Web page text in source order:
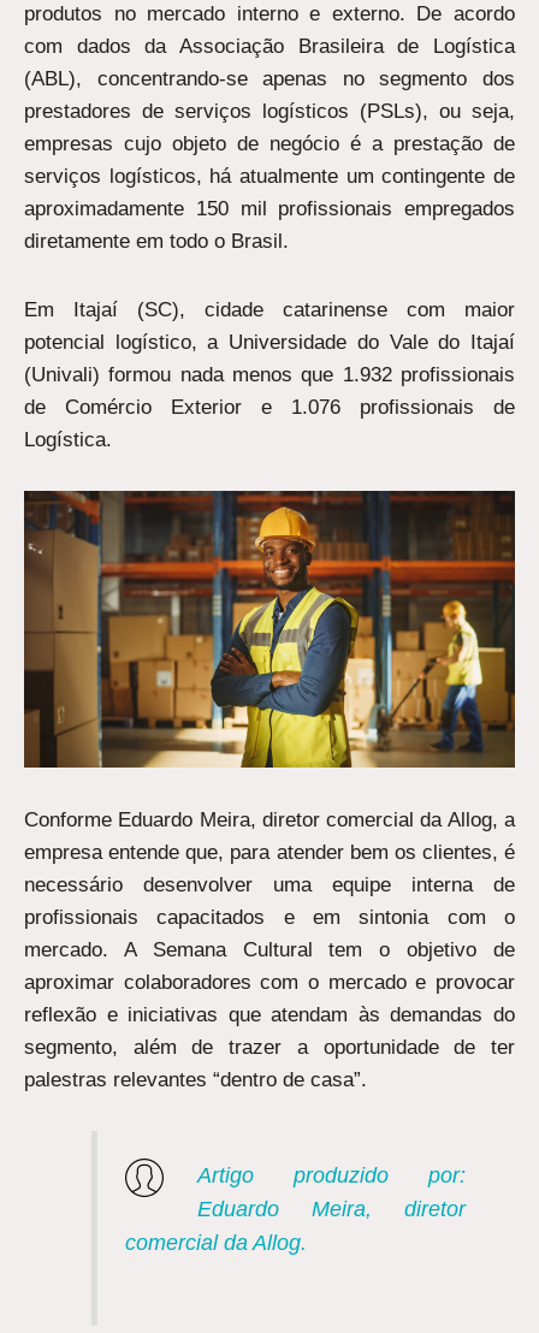
produtos no mercado interno e externo. De acordo
com dados da Associação Brasileira de Logística
(ABL), concentrando-se apenas no segmento dos
prestadores de serviços logísticos (PSLs), ou seja,
empresas cujo objeto de negócio é a prestação de
serviços logísticos, há atualmente um contingente de
aproximadamente 150 mil profissionais empregados
diretamente em todo o Brasil.
Em Itajaí (SC), cidade catarinense com maior
potencial logístico, a Universidade do Vale do Itajaí
(Univali) formou nada menos que 1.932 profissionais
de Comércio Exterior e 1.076 profissionais de
Logística.
Conforme Eduardo Meira, diretor comercial da Allog, a
empresa entende que, para atender bem os clientes, é
necessário desenvolver uma equipe interna de
profissionais capacitados e em sintonia com o
mercado. A Semana Cultural tem o objetivo de
aproximar colaboradores com o mercado e provocar
reflexão e iniciativas que atendam às demandas do
segmento, além de trazer a oportunidade de ter
palestras relevantes “dentro de casa”.
Artigo produzido por:
Eduardo Meira, diretor
comercial da Allog.